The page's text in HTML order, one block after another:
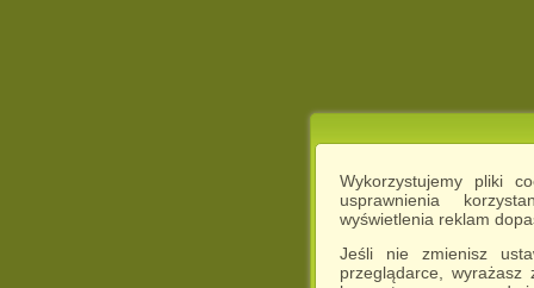
Wykorzystujemy pliki
usprawnienia
wyświetlenia reklam
Jeśli nie zmienisz
przeglądarce,